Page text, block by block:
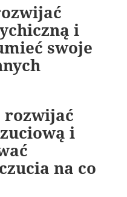
i
swoje
rozwijać
i
na co